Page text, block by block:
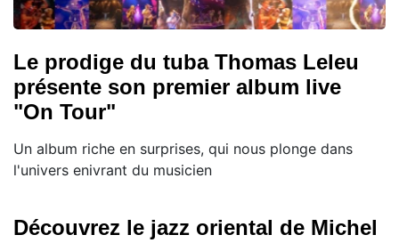
Le prodige du tuba Thomas Leleu
présente son premier album live
"On Tour"
Un album riche en surprises, qui nous plonge dans
l'univers enivrant du musicien
Découvrez le jazz oriental de Michel